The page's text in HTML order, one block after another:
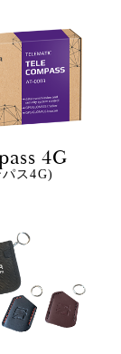
4G
ス4G)